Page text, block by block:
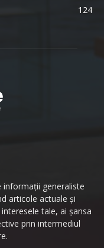
124
informații generaliste
articole actuale și
tale, ai șansa
prin intermediul